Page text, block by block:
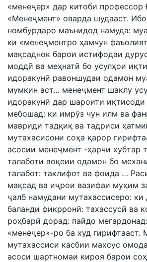
«менеҷер» дар китоби профессор
«Менеҷмент» оварда шудааст.
номбурдаро маънидод намуда:
ки «менеҷментро ҳамчун
мақсаднок барои истифодаи
моддӣ ва меҳнатӣ бо усулҳои
идоракунӣ равоншудаи одамон
мумкин аст… менеҷмент шаклу
идоракунӣ дар шароити иқтисоди
мебошад: ки имрӯз чун илм ва
мавриди тадқиқ ва тадриси
мутахасисони соҳа қарор
асосии менеҷмент -ҳарчи хубтар
талаботи воқеии одамон бо
талабот: таклифот ва фоида …
мақсад ва иҷрои вазифаи муҳим
ҷалб намудани мутахассисеро:
баланди фикрронӣ: тахассусӣ ва
роҳбарӣ дорад: пайдо
«менеҷер»-ро ба худ гирифтааст.
мутахассиси касбии махсус
асоси шартномаи кироя барои